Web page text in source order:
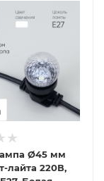
Ø45 мм
лайта 220В,